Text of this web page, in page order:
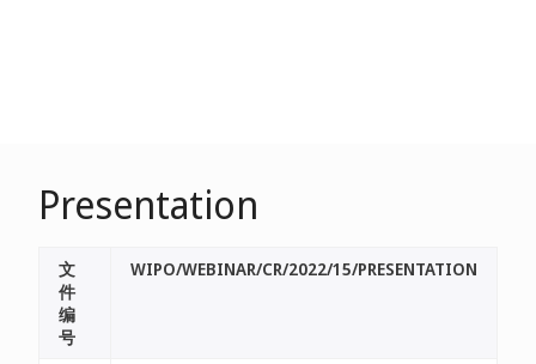
Presentation
文
件
编
号
WIPO/WEBINAR/CR/2022/15/PRESENTATION